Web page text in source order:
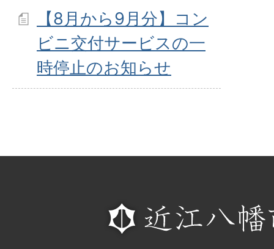
【8月から9月分】コン
ビニ交付サービスの一
時停止のお知らせ